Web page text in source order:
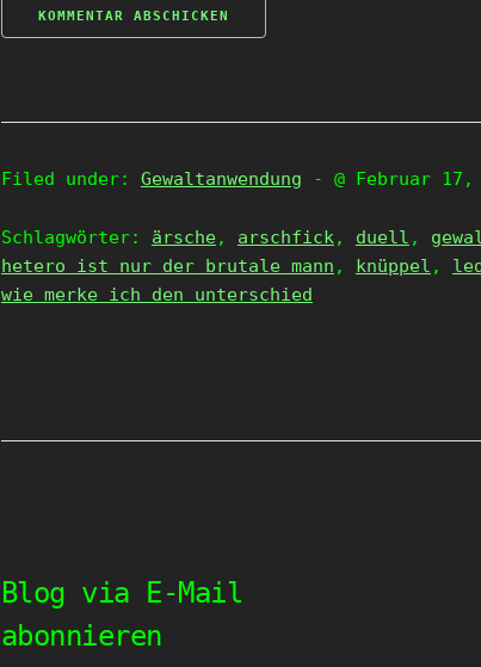
Filed under: Gewaltanwendung - @ Februar
Schlagwörter: ärsche, arschfick, duell ,
hetero ist nur der brutale mann , knüppel ,
wie merke ich den unterschied
Blog via E-Mail
abonnieren